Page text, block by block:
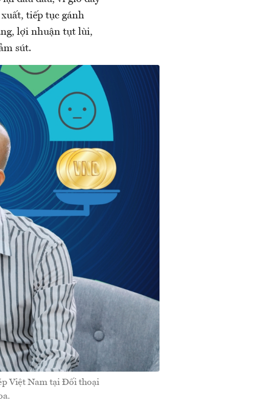
tiếp tục gánh
lợi nhuận tụt lùi,
sút.
Việt Nam tại Đối thoại